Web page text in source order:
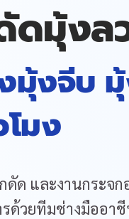
ดมุ้ง
มุ้งจีบ
มง
ดัด และงานกระจ
ด้วยทีมช่างมืออ